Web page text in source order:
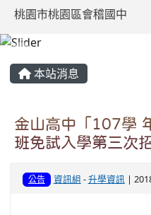
桃園市桃園區會稽國中
本站消息
金山高中「107學
班免試入學第三次
公告 資訊組 -升學資訊|